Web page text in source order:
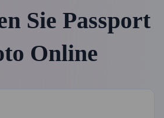
Sie Passport
Online